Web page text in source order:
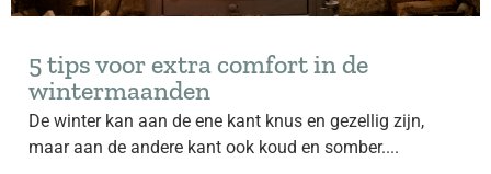
5 tips voor extra comfort in de
wintermaanden
De winter kan aan de ene kant knus en gezellig zijn,
maar aan de andere kant ook koud en somber....